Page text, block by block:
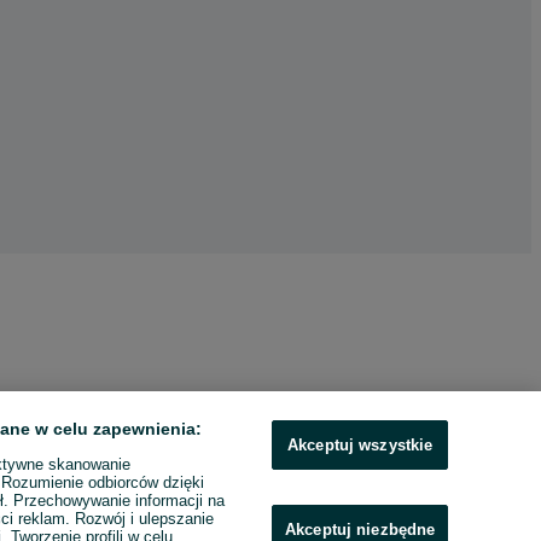
w celu zapewnienia:
skanowanie
odbiorców dzięki
Przechowywanie informacji na
reklam. Rozwój i ulepszanie
Tworzenie profili w celu
Akceptuj wszystkie
Akceptuj niezbędne